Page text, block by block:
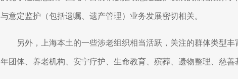
与意定监护（包括遗嘱、遗产管理）业务发展密切相关。
另外，上海本土的一些涉老组织相当活跃，关注的群体类型
年团体、养老机构、安宁疗护、生命教育、殡葬、遗物整理、慈善